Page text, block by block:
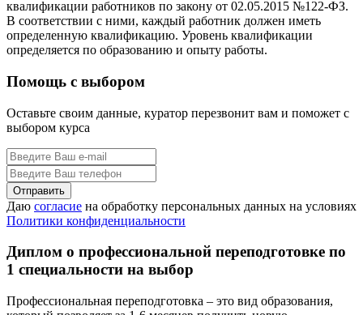
квалификации работников по закону от 02.05.2015 №122-ФЗ.
В соответствии с ними, каждый работник должен иметь
определенную квалификацию. Уровень квалификации
определяется по образованию и опыту работы.
Помощь с выбором
Оставьте своим данные, куратор перезвонит вам и поможет с
выбором курса
Даю согласие на обработку персональных данных на условиях
Политики конфиденциальности
Диплом о профессиональной переподготовке по
1 специальности на выбор
Профессиональная переподготовка – это вид образования,